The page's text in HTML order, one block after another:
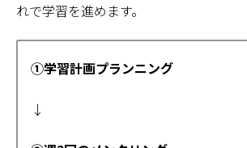
れで学習を進めます。
①学習計画プランニング
↓